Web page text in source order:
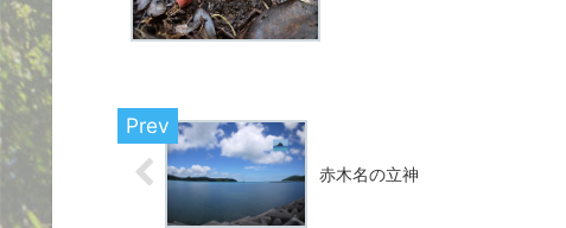
赤木名の立神